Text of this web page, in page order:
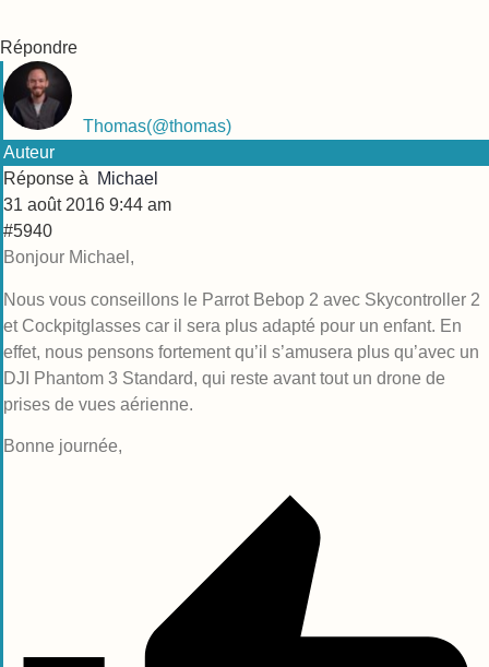
Répondre
Thomas(@thomas)
Auteur
Réponse à
Michael
31 août 2016 9:44 am
#5940
Bonjour Michael,
Nous vous conseillons le Parrot Bebop 2 avec Skycontroller 2
et Cockpitglasses car il sera plus adapté pour un enfant. En
effet, nous pensons fortement qu’il s’amusera plus qu’avec un
DJI Phantom 3 Standard, qui reste avant tout un drone de
prises de vues aérienne.
Bonne journée,